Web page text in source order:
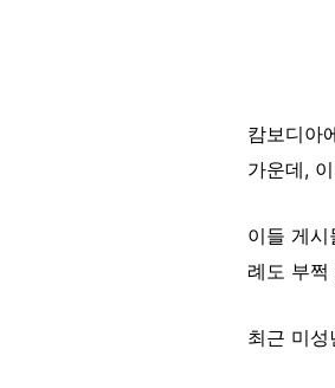
캄보디아
가운데,
이들 게
례도 부
최근 미